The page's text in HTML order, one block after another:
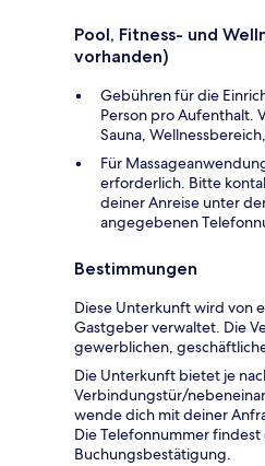
Pool, Fitness- und
vorhanden)
Gebühren für die
Person pro Aufenthalt.
Sauna,
Für
erforderlich. Bitte
deiner Anreise unter
angegebenen
Bestimmungen
Diese Unterkunft wird von
Gastgeber verwaltet. Die
gewerblichen,
Die Unterkunft bietet je
Verbindungstür/
wende dich mit deiner
Die Telefonnummer
Buchungsbestätigung.